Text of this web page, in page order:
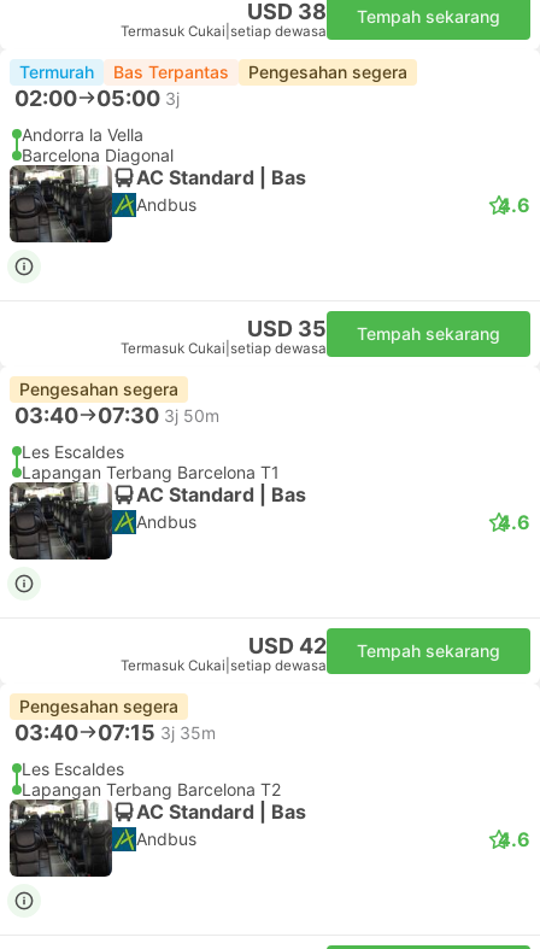
USD 38
Termasuk Cukai setiap dewasa
Tempah sekarang
Termurah Bas Terpantas Pengesahan segera
02:00 05:00 3j
Andorra la Vella
Barcelona Diagonal
AC Standard | Bas
Andbus 4.6
USD 35
Termasuk Cukai setiap dewasa
Tempah sekarang
Pengesahan segera
03:40 07:30 3j 50m
Les Escaldes
Lapangan Terbang Barcelona T1
AC Standard | Bas
Andbus 4.6
USD 42
Termasuk Cukai setiap dewasa
Tempah sekarang
Pengesahan segera
03:40 07:15 3j 35m
Les Escaldes
Lapangan Terbang Barcelona T2
AC Standard | Bas
Andbus 4.6